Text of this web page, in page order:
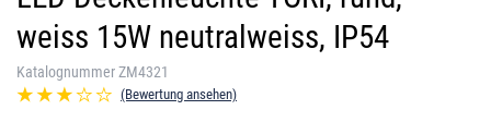
weiss 15W neutralweiss, IP54
Katalognummer ZM4321
(Bewertung ansehen)